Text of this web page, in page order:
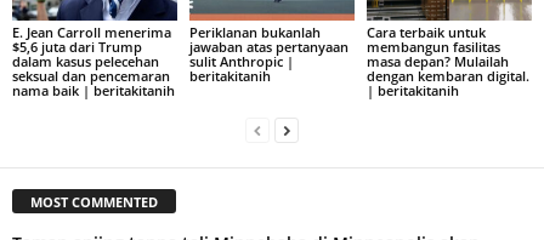
E. Jean Carroll menerima
$5,6 juta dari Trump
dalam kasus pelecehan
seksual dan pencemaran
nama baik | beritakitanih
Periklanan bukanlah
jawaban atas pertanyaan
sulit Anthropic |
beritakitanih
Cara terbaik untuk
membangun fasilitas
masa depan? Mulailah
dengan kembaran digital.
| beritakitanih
MOST COMMENTED